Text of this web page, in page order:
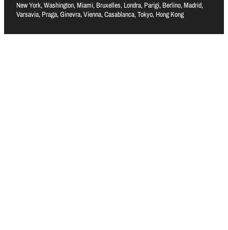
New York, Washington, Miami, Bruxelles, Londra, Parigi, Berlino, Madrid,
Varsavia, Praga, Ginevra, Vienna, Casablanca, Tokyo, Hong Kong